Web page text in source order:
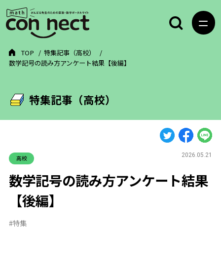
特集記事（高校）
TOP
特集記事（高校）
数学記号の読み方アンケート結果【後編】
高校 2026.05.21
数学記号の読み方アンケート結果
【後編】
#特集